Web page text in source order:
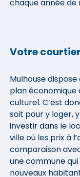
chaque année de
Votre
Mulhouse
plan économique
culturel. C’est
soit pour y loger,
investir dans le
ville où les prix à
comparaison
une commune
nouveaux